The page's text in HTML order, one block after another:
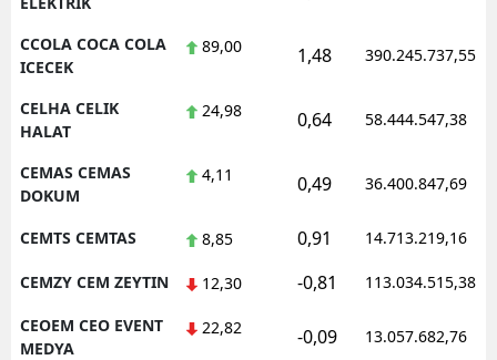
CCOLA COCA COLA
ICECEK
89,00 1,48 390.245.737,55
CELHA CELIK
HALAT
24,98 0,64 58.444.547,38
CEMAS CEMAS
DOKUM
4,11 0,49 36.400.847,69
CEMTS CEMTAS 8,85 0,91 14.713.219,16
CEMZY CEM ZEYTIN 12,30 -0,81 113.034.515,38
CEOEM CEO EVENT
MEDYA
22,82 -0,09 13.057.682,76